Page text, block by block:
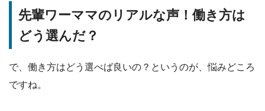
先輩ワーママのリアルな声！働き方は
どう選んだ？
で、働き方はどう選べば良いの？というのが、悩みどころ
ですね。